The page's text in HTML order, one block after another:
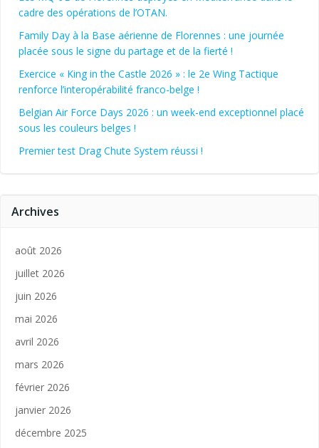
cadre des opérations de l’OTAN.
Family Day à la Base aérienne de Florennes : une journée
placée sous le signe du partage et de la fierté !
Exercice « King in the Castle 2026 » : le 2e Wing Tactique
renforce l’interopérabilité franco-belge !
Belgian Air Force Days 2026 : un week-end exceptionnel placé
sous les couleurs belges !
Premier test Drag Chute System réussi !
Archives
août 2026
juillet 2026
juin 2026
mai 2026
avril 2026
mars 2026
février 2026
janvier 2026
décembre 2025